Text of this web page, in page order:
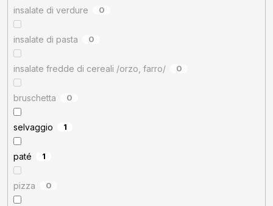
insalate di verdure 0
insalate di pasta 0
insalate fredde di cereali /orzo, farro/ 0
bruschetta 0
selvaggio 1
paté 1
pizza 0